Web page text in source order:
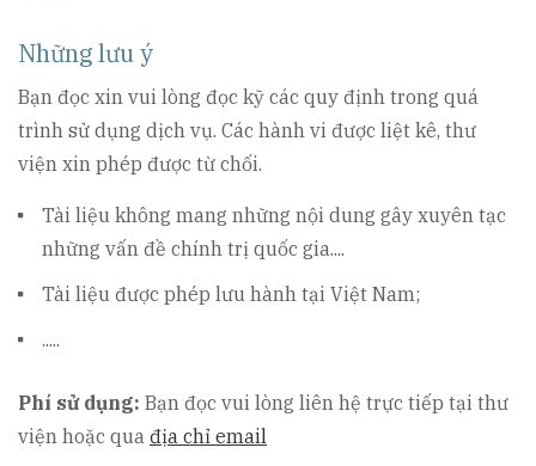
Những lưu ý
Bạn đọc xin vui lòng đọc kỹ các quy định trong quá
trình sử dụng dịch vụ. Các hành vi được liệt kê, thư
viện xin phép được từ chối.
Tài liệu không mang những nội dung gây xuyên tạc
những vấn đề chính trị quốc gia....
Tài liệu được phép lưu hành tại Việt Nam;
.....
Phí sử dụng: Bạn đọc vui lòng liên hệ trực tiếp tại thư
viện hoặc qua địa chỉ email